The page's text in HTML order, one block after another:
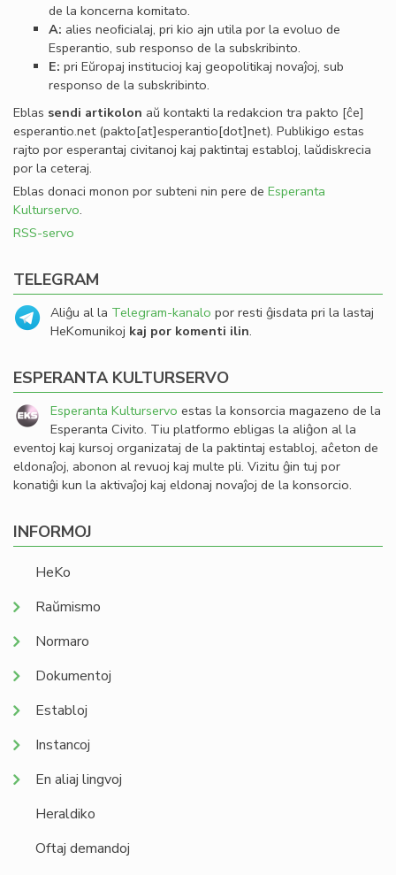
de la koncerna komitato.
A: alies neoﬁcialaj, pri kio ajn utila por la evoluo de
Esperantio, sub responso de la subskribinto.
E: pri Eŭropaj institucioj kaj geopolitikaj novaĵoj, sub
responso de la subskribinto.
Eblas sendi artikolon aŭ kontakti la redakcion tra pakto [ĉe]
esperantio.net(pakto[at]esperantio[dot]net). Publikigo estas
rajto por esperantaj civitanoj kaj paktintaj establoj, laŭdiskrecia
por la ceteraj.
Eblas donaci monon por subteni nin pere de Esperanta
Kulturservo.
RSS-servo
TELEGRAM
Aliĝu al la Telegram-kanalo por resti ĝisdata pri la lastaj
HeKomunikoj kaj por komenti ilin.
ESPERANTA KULTURSERVO
Esperanta Kulturservo estas la konsorcia magazeno de la
Esperanta Civito. Tiu platformo ebligas la aliĝon al la
eventoj kaj kursoj organizataj de la paktintaj establoj, aĉeton de
eldonaĵoj, abonon al revuoj kaj multe pli. Vizitu ĝin tuj por
konatiĝi kun la aktivaĵoj kaj eldonaj novaĵoj de la konsorcio.
INFORMOJ
HeKo
Raŭmismo
Normaro
Dokumentoj
Establoj
Instancoj
En aliaj lingvoj
Heraldiko
Oftaj demandoj